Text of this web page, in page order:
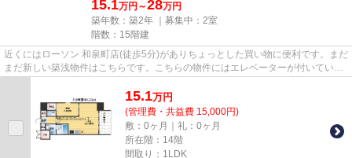
15.1万円～28万円
築年数：築2年 ｜募集中： 2室
階数：15階建
近くにはローソン 和泉町店(徒歩5分)がありちょっとした買い物に便利です。まだ
まだ新しい築浅物件はこちらです。こちらの物件にはエレベーターが付いていま
15.1万円
(管理費・共益費 15,000円)
敷：0ヶ月｜礼：0ヶ月
所在階：14階
間取り：1LDK